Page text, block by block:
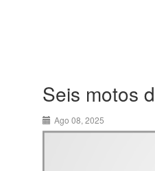
Seis motos
Ago 08, 2025